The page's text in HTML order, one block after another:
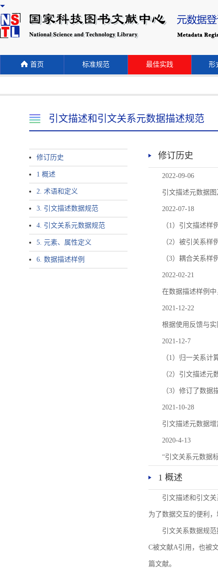
首页 标准规范 最佳实践 形
引文描述和引文关系元数据描述规范
修订历史
1 概述
2. 术语和定义
3. 引文描述数据规范
4. 引文关系元数据规范
5. 元素、属性定义
6. 数据描述样例
修订历史
2022-09-06
引文描述元数据
2022-07-18
（1）引文描述样
（2）被引关系
（3）耦合关系
2022-02-21
在数据描述样例
2021-12-22
根据使用反馈与
2021-12-7
（1）归一关系
（2）引文描述元
（3）修订了数据
2021-10-28
引文描述元数据增
2020-4-13
“引文关系元数据
1 概述
引文描述和引文
为了数据交互的便利
引文关系数据规
C被文献A引用，也被
篇文献。